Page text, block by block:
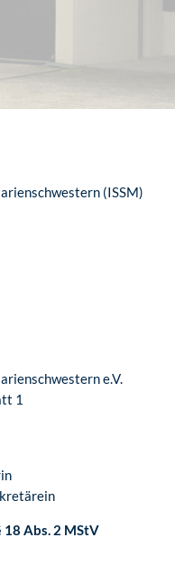
(ISSM)
e.V.
1
Abs. 2 MStV